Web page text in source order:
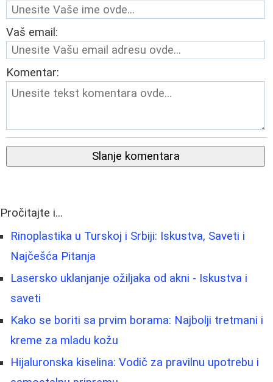
Vaš email:
Komentar:
Slanje komentara
Pročitajte i...
Rinoplastika u Turskoj i Srbiji: Iskustva, Saveti i
Najčešća Pitanja
Lasersko uklanjanje ožiljaka od akni - Iskustva i
saveti
Kako se boriti sa prvim borama: Najbolji tretmani i
kreme za mladu kožu
Hijaluronska kiselina: Vodič za pravilnu upotrebu i